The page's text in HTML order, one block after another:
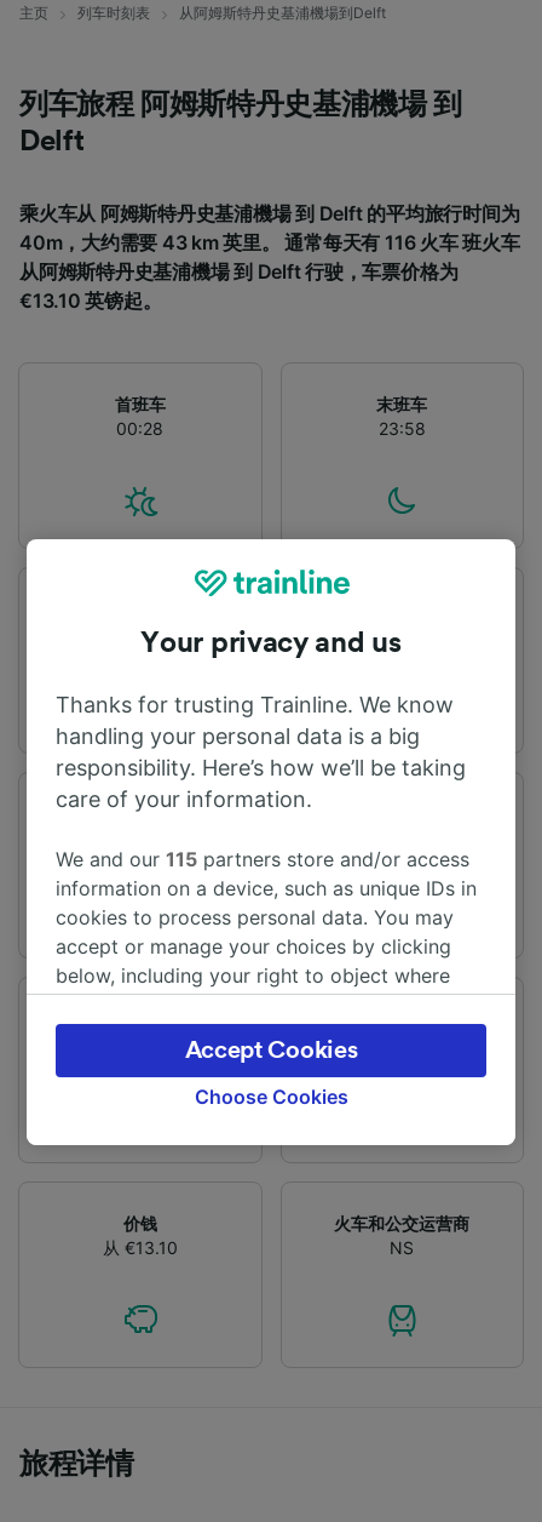
主页 列车时刻表 从阿姆斯特丹史基浦機場到Delft
列车旅程 阿姆斯特丹史基浦機場 到
Delft
乘火车从 阿姆斯特丹史基浦機場 到 Delft 的平均旅行时间为
40m，大约需要 43 km 英里。 通常每天有 116 火车 班火车
从阿姆斯特丹史基浦機場 到 Delft 行驶，车票价格为
€13.10 英镑起。
首班车
00:28
末班车
23:58
阿姆斯特丹史基浦機場
Delft
旅程时间
每天有116趟列车
提供直达列车
价钱
从 €13.10
火车和公交运营商
NS
旅程详情
Your privacy and us
Thanks for trusting Trainline. We know
handling your personal data is a big
responsibility. Here’s how we’ll be taking
care of your information.
We and our115 partners store and/or access
information on a device, such as unique IDs in
cookies to process personal data. You may
accept or manage your choices by clicking
below, including your right to object where
the privacy policy page. These choices will be
signaled to our partners and will not affect
browsing data. Your data will not be used for
track you.
Use precise geolocation data. Actively scan
device characteristics for identification. Store
advertising and content measurement,
Choose Cookies
Accept Cookies